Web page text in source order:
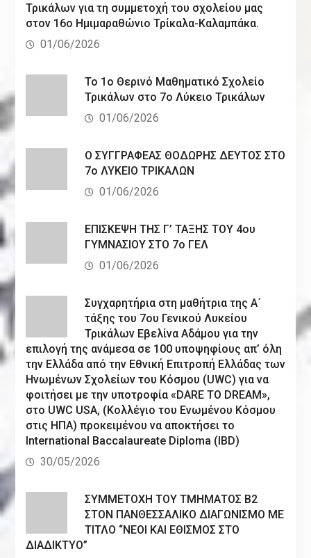
Τρικάλων για τη συμμετοχή του σχολείου μας
στον 16ο Ημιμαραθώνιο Τρίκαλα-Καλαμπάκα.
01/06/2026
Το 1ο Θερινό Μαθηματικό Σχολείο
Τρικάλων στο 7ο Λύκειο Τρικάλων
01/06/2026
Ο ΣΥΓΓΡΑΦΕΑΣ ΘΟΔΩΡΗΣ ΔΕΥΤΟΣ ΣΤΟ
7ο ΛΥΚΕΙΟ ΤΡΙΚΑΛΩΝ
01/06/2026
ΕΠΙΣΚΕΨΗ ΤΗΣ Γ’ ΤΑΞΗΣ ΤΟΥ 4ου
ΓΥΜΝΑΣΙΟΥ ΣΤΟ 7ο ΓΕΛ
01/06/2026
Συγχαρητήρια στη μαθήτρια της Α΄
τάξης του 7ου Γενικού Λυκείου
Τρικάλων Εβελίνα Αδάμου για την
επιλογή της ανάμεσα σε 100 υποψηφίους απ’ όλη
την Ελλάδα από την Εθνική Επιτροπή Ελλάδας των
Ηνωμένων Σχολείων του Κόσμου (UWC) για να
φοιτήσει με την υποτροφία «DARE TO DREAM»,
στο UWC USA, (Κολλέγιο του Ενωμένου Κόσμου
στις ΗΠΑ) προκειμένου να αποκτήσει το
International Baccalaureate Diploma (IBD)
30/05/2026
ΣΥΜΜΕΤΟΧΗ ΤΟΥ ΤΜΗΜΑΤΟΣ Β2
ΣΤΟΝ ΠΑΝΘΕΣΣΑΛΙΚΟ ΔΙΑΓΩΝΙΣΜΟ ΜΕ
ΤΙΤΛΟ “ΝΕΟΙ ΚΑΙ ΕΘΙΣΜΟΣ ΣΤΟ
ΔΙΑΔΙΚΤΥΟ”